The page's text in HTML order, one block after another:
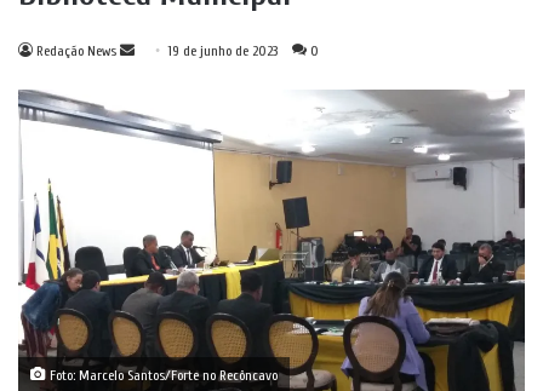
Redação News
Mande
mail
19 de junho de 2023 0
Foto: Marcelo Santos/Forte no Recôncavo